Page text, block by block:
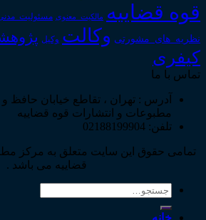
قوه قضاییه مالکیت_معنوی
نظریه_های_مشورتی وکالت وکیل
کیفری
تماس با ما
آدرس : تهران ، تقاطع خیابان حافظ
مطبوعات و انتشارات قوه قضاییه
تلفن: 02188199904
تمامی حقوق این سایت متعلق به مرکز
قضاییه می باشد .
جستجو
خانه